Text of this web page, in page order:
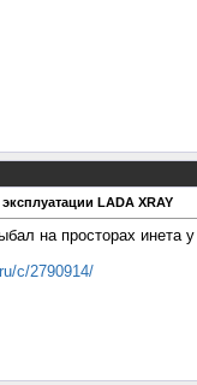
LADA XRAY
на просторах инета
c/2790914/